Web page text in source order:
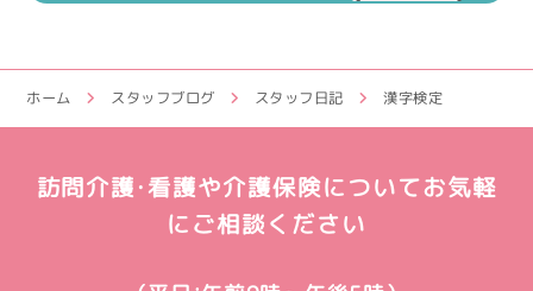
ホーム スタッフブログ スタッフ日記 漢字検定
訪問介護・看護や介護保険についてお気軽
にご相談ください